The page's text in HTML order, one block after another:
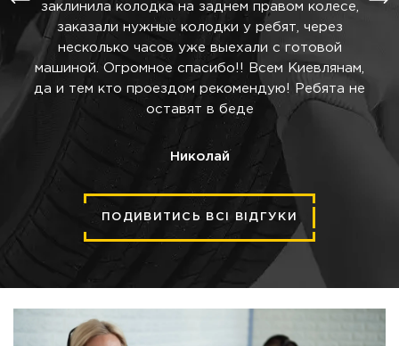
заклинила колодка на заднем правом колесе,
заказали нужные колодки у ребят, через
несколько часов уже выехали с готовой
машиной. Огромное спасибо!! Всем Киевлянам,
да и тем кто проездом рекомендую! Ребята не
оставят в беде
Николай
ПОДИВИТИСЬ ВСІ ВІДГУКИ